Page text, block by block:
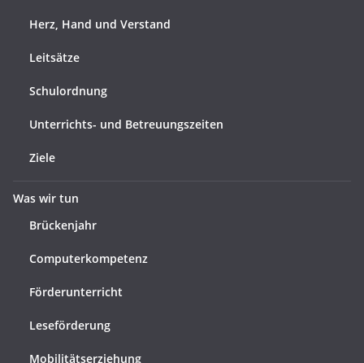
Herz, Hand und Verstand
Leitsätze
Schulordnung
Unterrichts- und Betreuungszeiten
Ziele
Was wir tun
Brückenjahr
Computerkompetenz
Förderunterricht
Leseförderung
Mobilitätserziehung